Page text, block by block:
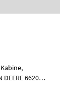
6620